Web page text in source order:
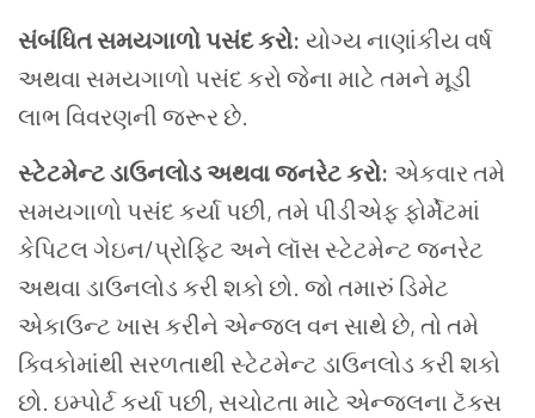
સંબંધિત સમયગાળો પસંદ કરો: યોગ્ય નાણાંકીય વર્ષ
અથવા સમયગાળો પસંદ કરો જેના માટે તમને મૂડી
લાભ વિવરણની જરૂર છે.
સ્ટેટમેન્ટ ડાઉનલોડ અથવા જનરેટ કરો: એકવાર તમે
સમયગાળો પસંદ કર્યા પછી, તમે પીડીએફ ફોર્મેટમાં
કેપિટલ ગેઇન/પ્રોફિટ અને લૉસ સ્ટેટમેન્ટ જનરેટ
અથવા ડાઉનલોડ કરી શકો છો. જો તમારું ડિમેટ
એકાઉન્ટ ખાસ કરીને એન્જલ વન સાથે છે, તો તમે
ક્વિકોમાંથી સરળતાથી સ્ટેટમેન્ટ ડાઉનલોડ કરી શકો
છો. ઇમ્પોર્ટ કર્યા પછી, સચોટતા માટે એન્જલના ટૅક્સ